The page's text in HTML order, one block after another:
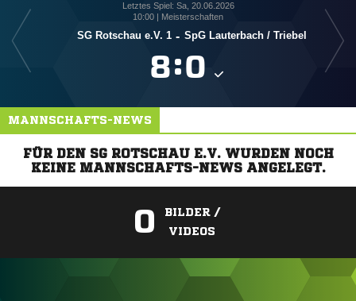
Letztes Spiel: Sa, 20.06.2026
10:00 | Meisterschaften
SG Rotschau e.V. 1 - SpG Lauterbach /​ Triebel
:
MANNSCHAFTS-NEWS
FÜR DEN SG ROTSCHAU E.V. WURDEN NOCH
KEINE MANNSCHAFTS-NEWS ANGELEGT.
0
BILDER /
VIDEOS